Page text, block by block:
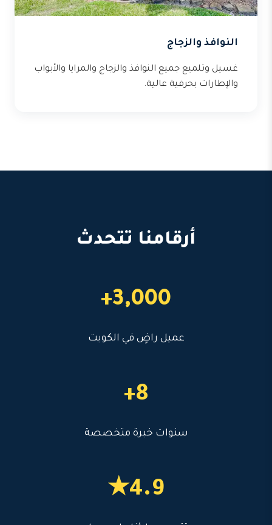
النوافذ والزجاج
غسيل وتلميع جميع النوافذ والزجاج والمرايا والأبواب
والإطارات بحرفية عالية.
أرقامنا تتحدث
3,000+
عميل راضٍ في الكويت
8+
سنوات خبرة متخصصة
4.9★